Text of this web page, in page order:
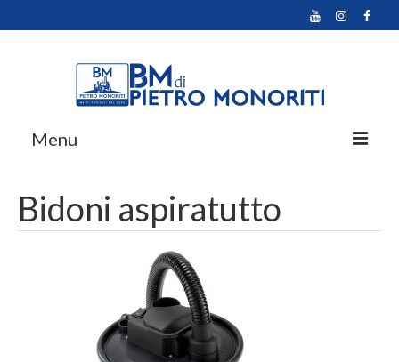
Menu
Prodotti
Multimedia
Bidoni aspiratutto